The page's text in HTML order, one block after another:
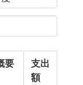
要
支出
額